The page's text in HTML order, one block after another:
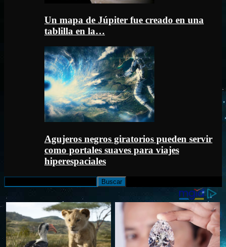
Un mapa de Júpiter fue creado en una
tablilla en la…
Agujeros negros giratorios pueden servir
como portales suaves para viajes
hiperespaciales